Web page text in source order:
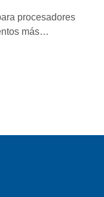
procesadores
más…